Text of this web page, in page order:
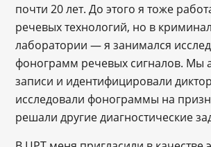
почти 20 лет. До этого я тоже
речевых технологий, но в
лаборатории — я занимался
фонограмм речевых сигналов. Мы
записи и идентифицировали
исследовали фонограммы на
решали другие диагностические